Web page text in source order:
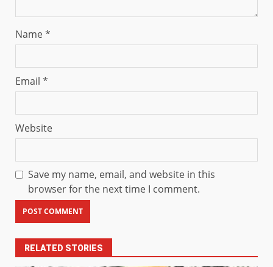
Name*
Email *
Website
Save my name, email, and website in this
browser for the next time I comment.
RELATED STORIES